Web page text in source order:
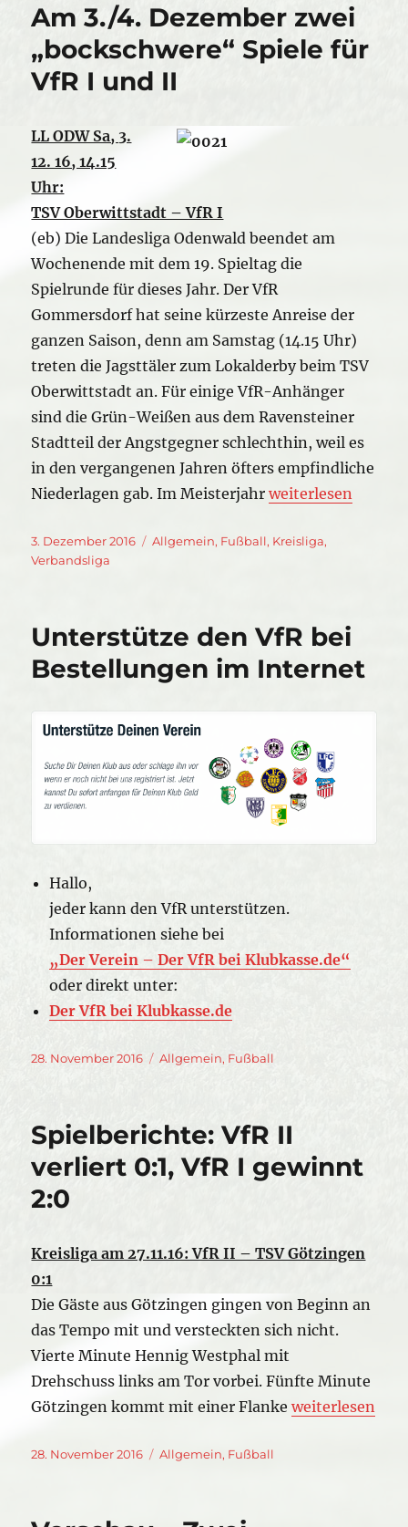
Am 3./4. Dezember zwei
„bockschwere“ Spiele für
VfR I und II
LL ODW Sa, 3.
12. 16, 14.15
Uhr:
TSV Oberwittstadt – VfR I
(eb) Die Landesliga Odenwald beendet am
Wochenende mit dem 19. Spieltag die
Spielrunde für dieses Jahr. Der VfR
Gommersdorf hat seine kürzeste Anreise der
ganzen Saison, denn am Samstag (14.15 Uhr)
treten die Jagsttäler zum Lokalderby beim TSV
Oberwittstadt an. Für einige VfR-Anhänger
sind die Grün-Weißen aus dem Ravensteiner
Stadtteil der Angstgegner schlechthin, weil es
in den vergangenen Jahren öfters empfindliche
Niederlagen gab. Im Meisterjahr„Am 3./4.
weiterlesen
Veröffentlicht
am
3. Dezember 2016 Kategorien
Allgemein, Fußball, Kreisliga,
Verbandsliga
Unterstütze den VfR bei
Bestellungen im Internet
Hallo,
jeder kann den VfR unterstützen.
Informationen siehe bei
„Der Verein – Der VfR bei Klubkasse.de“
oder direkt unter:
Der VfR bei Klubkasse.de
Veröffentlicht
28. November 2016 Kategorien
Allgemein, Fußball
Spielberichte: VfR II
verliert 0:1, VfR I gewinnt
2:0
Kreisliga am 27.11.16: VfR II – TSV Götzingen
0:1
Die Gäste aus Götzingen gingen von Beginn an
das Tempo mit und versteckten sich nicht.
Vierte Minute Hennig Westphal mit
Drehschuss links am Tor vorbei. Fünfte Minute
Götzingen kommt mit einer Flanke„Spielberichte:
weiterlesen
Veröffentlicht
28. November 2016 Kategorien
Allgemein, Fußball